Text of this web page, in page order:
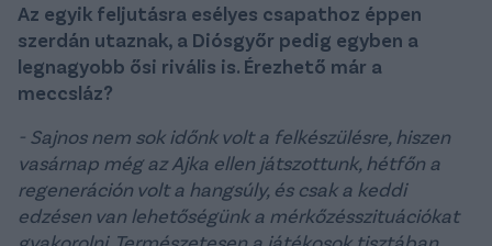
Az egyik feljutásra esélyes csapathoz éppen
szerdán utaznak, a Diósgyőr pedig egyben a
legnagyobb ősi rivális is. Érezhető már a
meccsláz?
- Sajnos nem sok időnk volt a felkészülésre, hiszen
vasárnap még az Ajka ellen játszottunk, hétfőn a
regeneráción volt a hangsúly, és csak a keddi
edzésen van lehetőségünk a mérkőzésszituációkat